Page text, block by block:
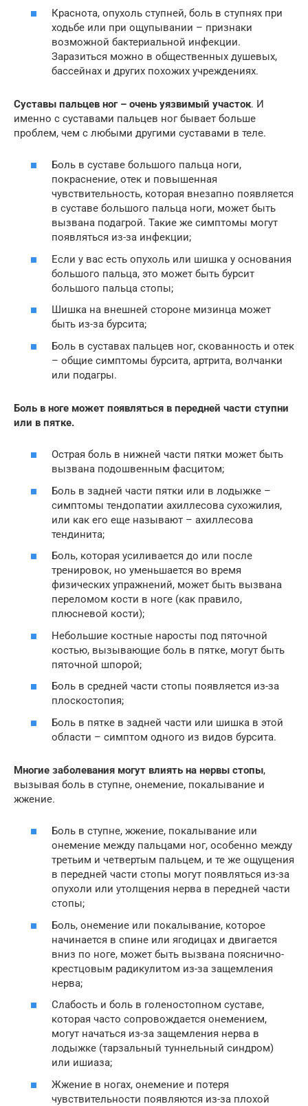
Краснота, опухоль ступней, боль в ступнях при
ходьбе или при ощупывании – признаки
возможной бактериальной инфекции.
Заразиться можно в общественных душевых,
бассейнах и других похожих учреждениях.
Суставы пальцев ног – очень уязвимый участок. И
именно с суставами пальцев ног бывает больше
проблем, чем с любыми другими суставами в теле.
Боль в суставе большого пальца ноги,
покраснение, отек и повышенная
чувствительность, которая внезапно появляется
в суставе большого пальца ноги, может быть
вызвана подагрой. Такие же симптомы могут
появляться из-за инфекции;
Если у вас есть опухоль или шишка у основания
большого пальца, это может быть бурсит
большого пальца стопы;
Шишка на внешней стороне мизинца может
быть из-за бурсита;
Боль в суставах пальцев ног, скованность и отек
– общие симптомы бурсита, артрита, волчанки
или подагры.
Боль в ноге может появляться в передней части ступни
или в пятке.
Острая боль в нижней части пятки может быть
вызвана подошвенным фасцитом;
Боль в задней части пятки или в лодыжке –
симптомы тендопатии ахиллесова сухожилия,
или как его еще называют – ахиллесова
тендинита;
Боль, которая усиливается до или после
тренировок, но уменьшается во время
физических упражнений, может быть вызвана
переломом кости в ноге (как правило,
плюсневой кости);
Небольшие костные наросты под пяточной
костью, вызывающие боль в пятке, могут быть
пяточной шпорой;
Боль в средней части стопы появляется из-за
плоскостопия;
Боль в пятке в задней части или шишка в этой
области – симптом одного из видов бурсита.
Многие заболевания могут влиять на нервы стопы,
вызывая боль в ступне, онемение, покалывание и
жжение.
Боль в ступне, жжение, покалывание или
онемение между пальцами ног, особенно между
третьим и четвертым пальцем, и те же ощущения
в передней части стопы могут появляться из-за
опухоли или утолщения нерва в передней части
стопы;
Боль, онемение или покалывание, которое
начинается в спине или ягодицах и двигается
вниз по ноге, может быть вызвана пояснично-
крестцовым радикулитом из-за защемления
нерва;
Слабость и боль в голеностопном суставе,
которая часто сопровождается онемением,
могут начаться из-за защемления нерва в
лодыжке (тарзальный туннельный синдром)
или ишиаза;
Жжение в ногах, онемение и потеря
чувствительности появляются из-за плохой